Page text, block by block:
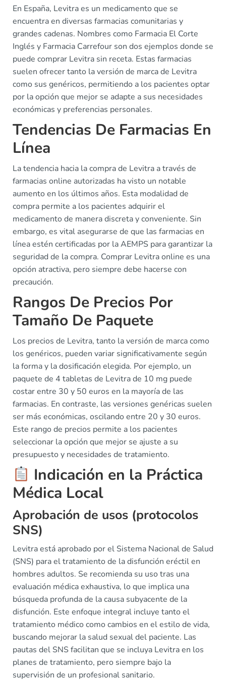
En España, Levitra es un medicamento que se
encuentra en diversas farmacias comunitarias y
grandes cadenas. Nombres como Farmacia El Corte
Inglés y Farmacia Carrefour son dos ejemplos donde se
puede comprar Levitra sin receta. Estas farmacias
suelen ofrecer tanto la versión de marca de Levitra
como sus genéricos, permitiendo a los pacientes optar
por la opción que mejor se adapte a sus necesidades
económicas y preferencias personales.
Tendencias De Farmacias En
Línea
La tendencia hacia la compra de Levitra a través de
farmacias online autorizadas ha visto un notable
aumento en los últimos años. Esta modalidad de
compra permite a los pacientes adquirir el
medicamento de manera discreta y conveniente. Sin
embargo, es vital asegurarse de que las farmacias en
línea estén certificadas por la AEMPS para garantizar la
seguridad de la compra. Comprar Levitra online es una
opción atractiva, pero siempre debe hacerse con
precaución.
Rangos De Precios Por
Tamaño De Paquete
Los precios de Levitra, tanto la versión de marca como
los genéricos, pueden variar significativamente según
la forma y la dosificación elegida. Por ejemplo, un
paquete de 4 tabletas de Levitra de 10 mg puede
costar entre 30 y 50 euros en la mayoría de las
farmacias. En contraste, las versiones genéricas suelen
ser más económicas, oscilando entre 20 y 30 euros.
Este rango de precios permite a los pacientes
seleccionar la opción que mejor se ajuste a su
presupuesto y necesidades de tratamiento.
Indicación en la Práctica
Médica Local
Aprobación de usos (protocolos
SNS)
Levitra está aprobado por el Sistema Nacional de Salud
(SNS) para el tratamiento de la disfunción eréctil en
hombres adultos. Se recomienda su uso tras una
evaluación médica exhaustiva, lo que implica una
búsqueda profunda de la causa subyacente de la
disfunción. Este enfoque integral incluye tanto el
tratamiento médico como cambios en el estilo de vida,
buscando mejorar la salud sexual del paciente. Las
pautas del SNS facilitan que se incluya Levitra en los
planes de tratamiento, pero siempre bajo la
supervisión de un profesional sanitario.